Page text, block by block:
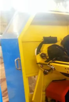
সাইট
ম্যাপ
PRIVACY
POLICY